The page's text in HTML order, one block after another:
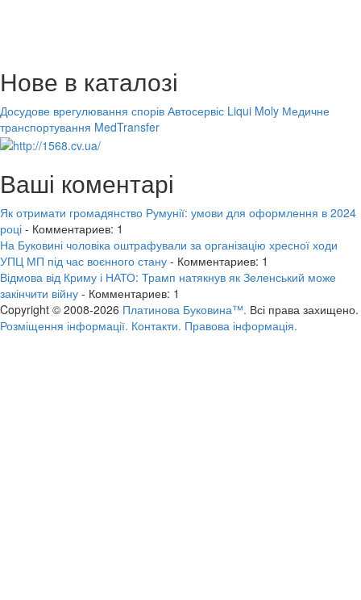
Нове в каталозі
Досудове врегулювання спорів Автосервіс Liqui Moly Медичне
транспортування MedTransfer
Ваші коментарі
Як отримати громадянство Румунії: умови для оформлення в 2024
році - Комментариев: 1
На Буковині чоловіка оштрафували за організацію хресної ходи
УПЦ МП під час воєнного стану - Комментариев: 1
Відмова від Криму і НАТО: Трамп натякнув як Зеленський може
закінчити війну - Комментариев: 1
Copyright © 2008-2026 Платинова Буковина™. Всі права захищено.
Розміщення інформації. Контакти. Правова інформація.